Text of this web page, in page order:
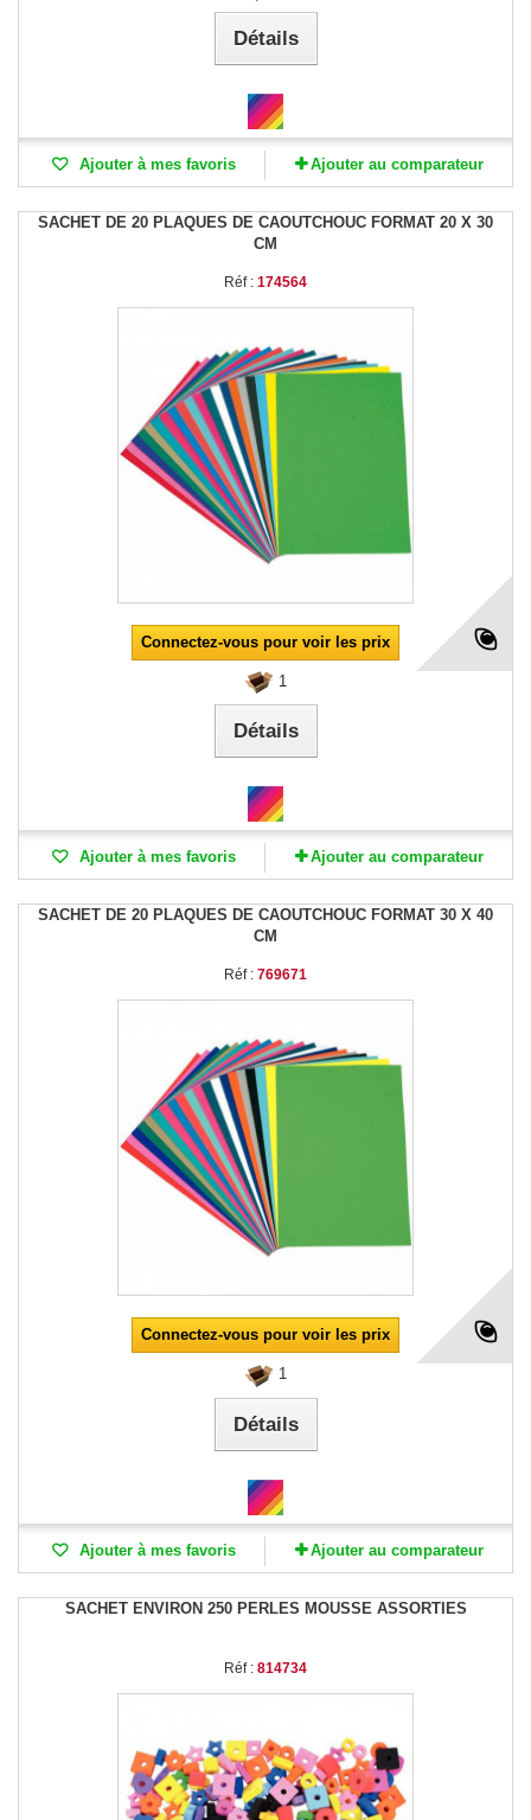
Détails
Ajouter à mes favoris Ajouter au comparateur
SACHET DE 20 PLAQUES DE CAOUTCHOUC FORMAT 20 X 30
CM
Réf : 174564
Connectez-vous pour voir les prix
1
Détails
Ajouter à mes favoris Ajouter au comparateur
SACHET DE 20 PLAQUES DE CAOUTCHOUC FORMAT 30 X 40
CM
Réf : 769671
Connectez-vous pour voir les prix
1
Détails
Ajouter à mes favoris Ajouter au comparateur
SACHET ENVIRON 250 PERLES MOUSSE ASSORTIES
Réf : 814734